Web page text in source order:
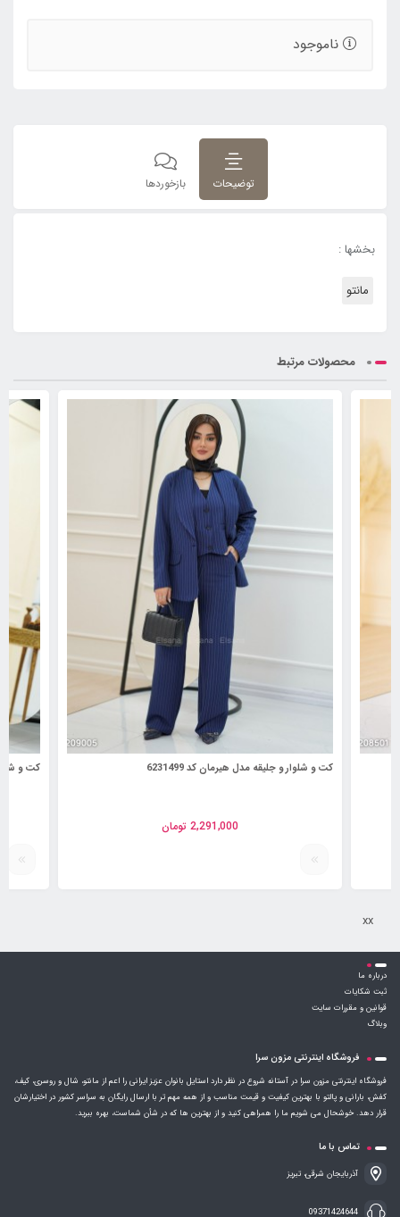
ناموجود
توضیحات بازخوردها
بخشها :
مانتو
محصولات مرتبط
کت و شلوار و جلیقه مدل هیرمان کد 6231499
2,291,000 تومان
کت و شلوار
xx
درباره ما
ثبت شکایات
قوانین و مقررات سایت
وبلاگ
فروشگاه اینترنتی مزون سرا
فروشگاه اینترنتی مزون سرا در آستانه شروع در نظر دارد استایل بانوان عزیز ایرانی را اعم از مانتو، شال و روسری، کیف،
کفش، بارانی و پالتو با بهترین کیفیت و قیمت مناسب و از همه مهم تر با ارسال رایگان به سراسر کشور در اختیارشان
قرار دهد. خوشحال می شویم ما را همراهی کنید و از بهترین ها که در شأن شماست، بهره ببرید.
تماس با ما
آذربایجان شرقی، تبریز
09371424644